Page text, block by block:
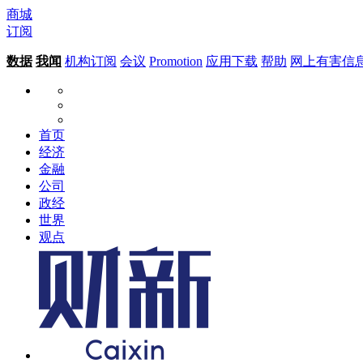
商城
订阅
数据 我闻 机构订阅 会议 Promotion 应用下载 帮助 网上有害信
首页
经济
金融
公司
政经
世界
观点